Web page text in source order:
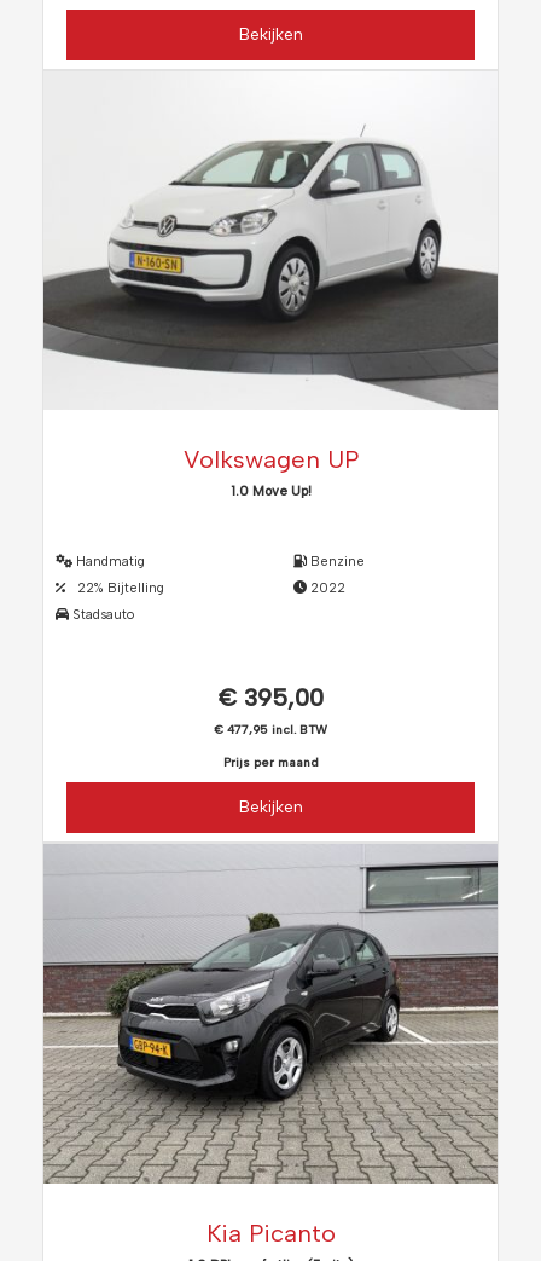
Bekijken
Volkswagen UP
1.0 Move Up!
Handmatig
22% Bijtelling
Stadsauto
Benzine
2022
€ 395,00
€ 477,95 incl. BTW
Prijs per maand
Bekijken
Kia Picanto